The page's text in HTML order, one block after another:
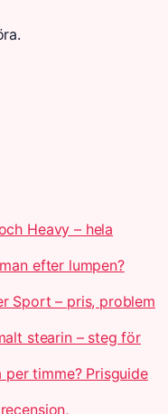
Heavy – hela
efter lumpen?
Sport – pris, problem
stearin – steg för
timme? Prisguide